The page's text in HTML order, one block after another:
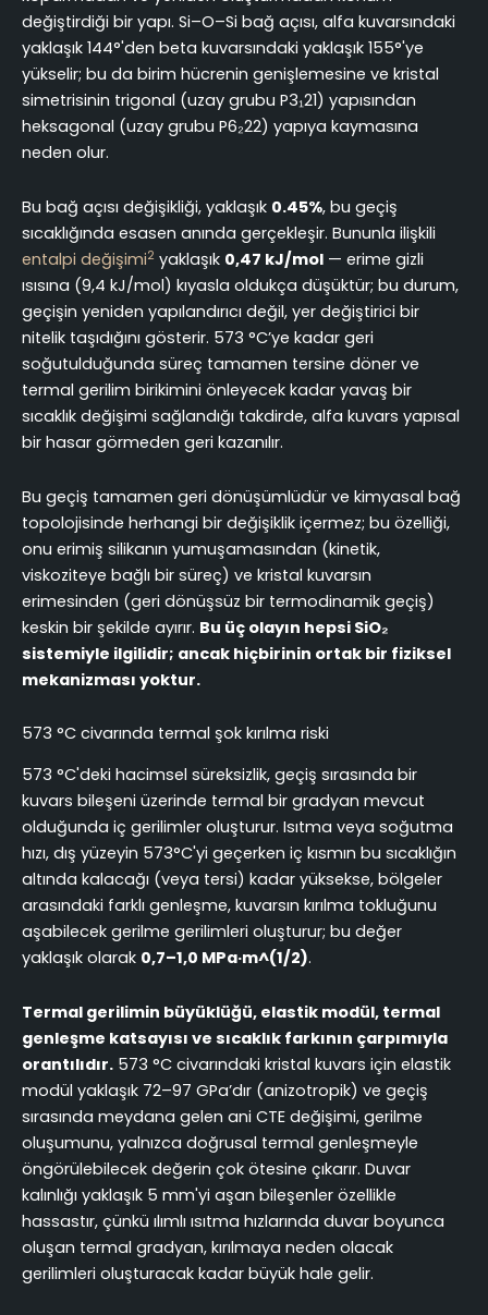
değiştirdiği bir yapı. Si–O–Si bağ açısı, alfa kuvarsındaki
yaklaşık 144°'den beta kuvarsındaki yaklaşık 155°'ye
yükselir; bu da birim hücrenin genişlemesine ve kristal
simetrisinin trigonal (uzay grubu P3₁21) yapısından
heksagonal (uzay grubu P6₂22) yapıya kaymasına
neden olur.
Bu bağ açısı değişikliği, yaklaşık 0.45%, bu geçiş
sıcaklığında esasen anında gerçekleşir. Bununla ilişkili
entalpi değişimi2 yaklaşık 0,47 kJ/mol — erime gizli
ısısına (9,4 kJ/mol) kıyasla oldukça düşüktür; bu durum,
geçişin yeniden yapılandırıcı değil, yer değiştirici bir
nitelik taşıdığını gösterir. 573 °C’ye kadar geri
soğutulduğunda süreç tamamen tersine döner ve
termal gerilim birikimini önleyecek kadar yavaş bir
sıcaklık değişimi sağlandığı takdirde, alfa kuvars yapısal
bir hasar görmeden geri kazanılır.
Bu geçiş tamamen geri dönüşümlüdür ve kimyasal bağ
topolojisinde herhangi bir değişiklik içermez; bu özelliği,
onu erimiş silikanın yumuşamasından (kinetik,
viskoziteye bağlı bir süreç) ve kristal kuvarsın
erimesinden (geri dönüşsüz bir termodinamik geçiş)
keskin bir şekilde ayırır. Bu üç olayın hepsi SiO₂
sistemiyle ilgilidir; ancak hiçbirinin ortak bir fiziksel
mekanizması yoktur.
573 °C civarında termal şok kırılma riski
573 °C'deki hacimsel süreksizlik, geçiş sırasında bir
kuvars bileşeni üzerinde termal bir gradyan mevcut
olduğunda iç gerilimler oluşturur. Isıtma veya soğutma
hızı, dış yüzeyin 573°C'yi geçerken iç kısmın bu sıcaklığın
altında kalacağı (veya tersi) kadar yüksekse, bölgeler
arasındaki farklı genleşme, kuvarsın kırılma tokluğunu
aşabilecek gerilme gerilimleri oluşturur; bu değer
yaklaşık olarak 0,7–1,0 MPa·m^(1/2).
Termal gerilimin büyüklüğü, elastik modül, termal
genleşme katsayısı ve sıcaklık farkının çarpımıyla
orantılıdır. 573 °C civarındaki kristal kuvars için elastik
modül yaklaşık 72–97 GPa’dır (anizotropik) ve geçiş
sırasında meydana gelen ani CTE değişimi, gerilme
oluşumunu, yalnızca doğrusal termal genleşmeyle
öngörülebilecek değerin çok ötesine çıkarır. Duvar
kalınlığı yaklaşık 5 mm'yi aşan bileşenler özellikle
hassastır, çünkü ılımlı ısıtma hızlarında duvar boyunca
oluşan termal gradyan, kırılmaya neden olacak
gerilimleri oluşturacak kadar büyük hale gelir.